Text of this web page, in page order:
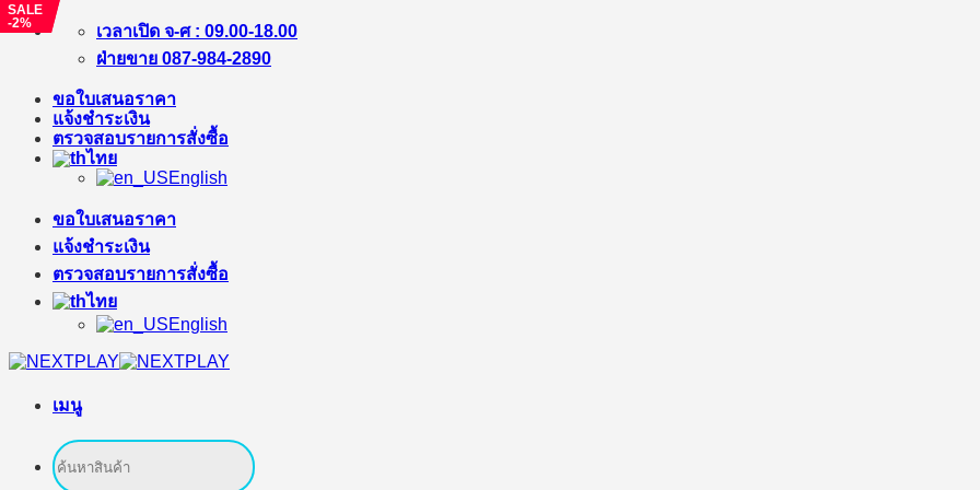
ข้าม
เนื้อหา
เวลาเปิด จ-ศ : 09.00-18.00
ฝ่ายขาย 087-984-2890
ขอใบเสนอราคา
แจ้งชำระเงิน
ตรวจสอบรายการสั่งซื้อ
ไทย
English
ขอใบเสนอราคา
แจ้งชำระเงิน
ตรวจสอบรายการสั่งซื้อ
ไทย
English
เมนู
ค้นหา:
SALE
-2%
SALE
-2%